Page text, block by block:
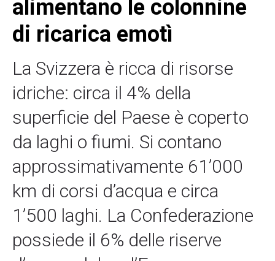
alimentano le colonnine
di ricarica emotì
La Svizzera è ricca di risorse
idriche: circa il 4% della
superficie del Paese è coperto
da laghi o fiumi. Si contano
approssimativamente 61’000
km di corsi d’acqua e circa
1’500 laghi. La Confederazione
possiede il 6% delle riserve